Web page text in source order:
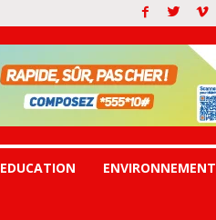
EDUCATION ENVIRONNEMENT